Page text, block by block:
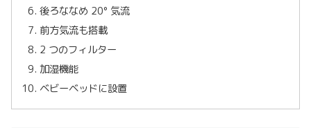
後ろななめ 20° 気流
前方気流も搭載
2 つのフィルター
加湿機能
ベビーベッドに設置